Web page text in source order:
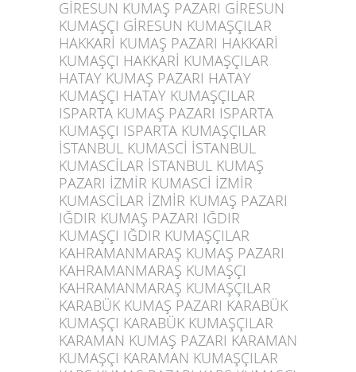
GİRESUN KUMAŞ PAZARI GİRESUN
KUMAŞÇI GİRESUN KUMAŞÇILAR
HAKKARİ KUMAŞ PAZARI HAKKARİ
KUMAŞÇI HAKKARİ KUMAŞÇILAR
HATAY KUMAŞ PAZARI HATAY
KUMAŞÇI HATAY KUMAŞÇILAR
ISPARTA KUMAŞ PAZARI ISPARTA
KUMAŞÇI ISPARTA KUMAŞÇILAR
İSTANBUL KUMASCİ İSTANBUL
KUMASCİLAR İSTANBUL KUMAŞ
PAZARI İZMİR KUMASCİ İZMİR
KUMASCİLAR İZMİR KUMAŞ PAZARI
IĞDIR KUMAŞ PAZARI IĞDIR
KUMAŞÇI IĞDIR KUMAŞÇILAR
KAHRAMANMARAŞ KUMAŞ PAZARI
KAHRAMANMARAŞ KUMAŞÇI
KAHRAMANMARAŞ KUMAŞÇILAR
KARABÜK KUMAŞ PAZARI KARABÜK
KUMAŞÇI KARABÜK KUMAŞÇILAR
KARAMAN KUMAŞ PAZARI KARAMAN
KUMAŞÇI KARAMAN KUMAŞÇILAR